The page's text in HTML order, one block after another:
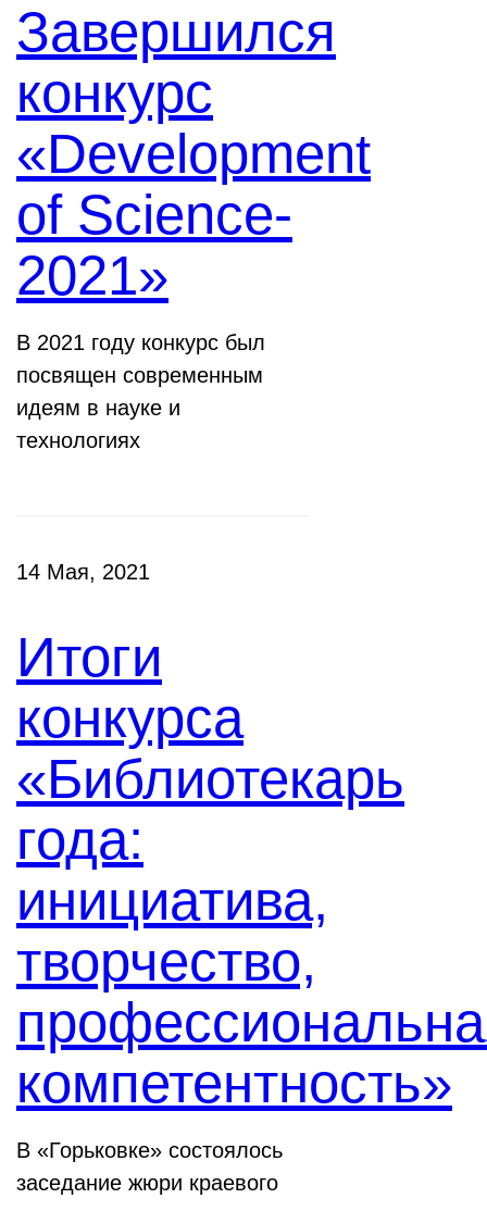
Завершился
конкурс
«Development
of Science-
2021»
В 2021 году конкурс был
посвящен современным
идеям в науке и
технологиях
14 Мая, 2021
Итоги
конкурса
«Библиотекарь
года:
инициатива,
творчество,
компетентность»
В «Горьковке» состоялось
заседание жюри краевого